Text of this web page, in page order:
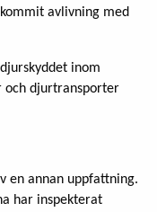
avlivning med
inom
och djurtransporter
en annan uppfattning.
har inspekterat